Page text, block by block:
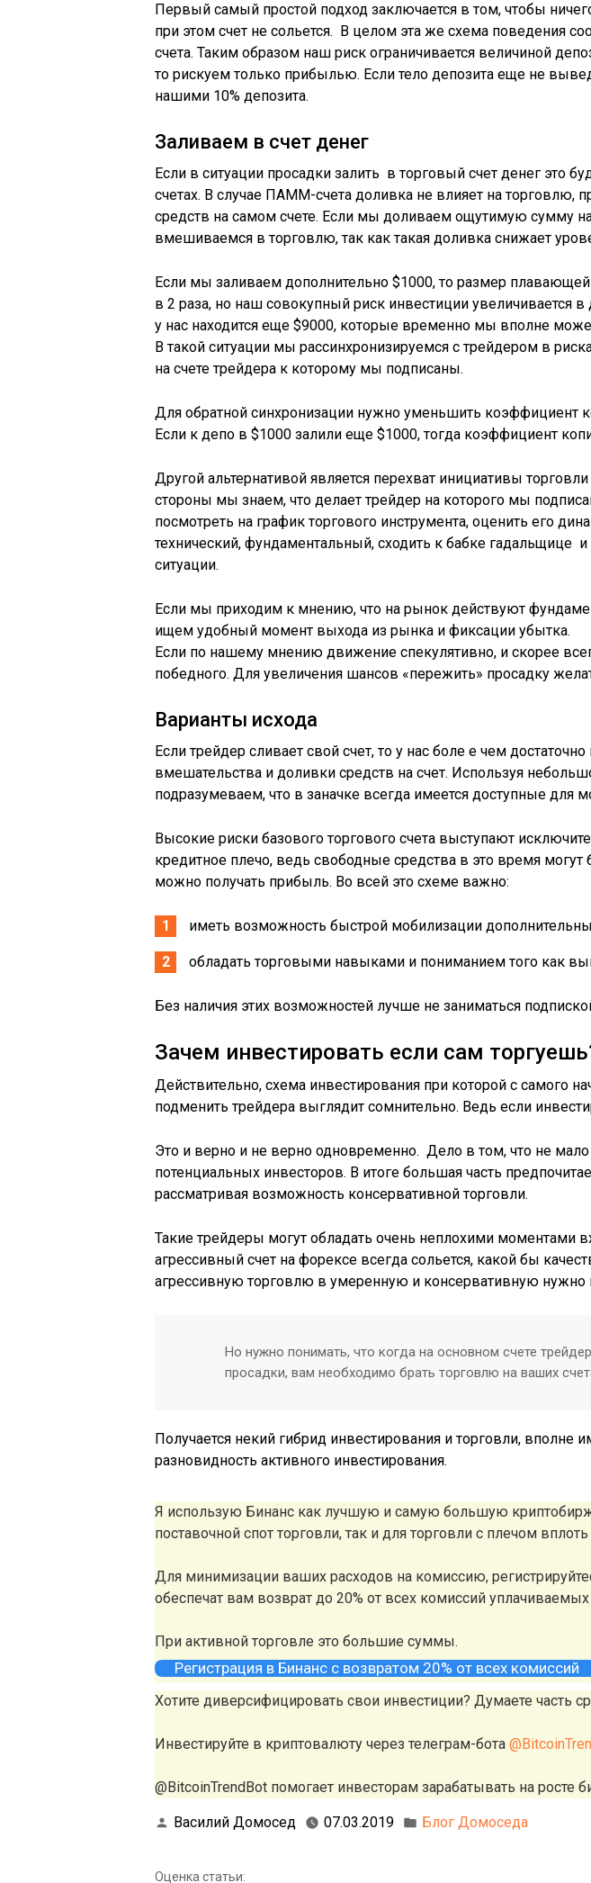
Первый самый простой подход заключается в том, чтобы
при этом счет не сольется. В целом эта же схема поведения
счета. Таким образом наш риск ограничивается величиной
то рискуем только прибылью. Если тело депозита еще не
нашими 10% депозита.
Заливаем в счет денег
Если в ситуации просадки залить в торговый счет денег это
счетах. В случае ПАММ-счета доливка не влияет на торговлю,
средств на самом счете. Если мы доливаем ощутимую сумму
вмешиваемся в торговлю, так как такая доливка снижает
Если мы заливаем дополнительно $1000, то размер
в 2 раза, но наш совокупный риск инвестиции увеличивается
у нас находится еще $9000, которые временно мы вполне
В такой ситуации мы рассинхронизируемся с трейдером в
на счете трейдера к которому мы подписаны.
Для обратной синхронизации нужно уменьшить коэффициент
Если к депо в $1000 залили еще $1000, тогда коэффициент
Другой альтернативой является перехват инициативы
стороны мы знаем, что делает трейдер на которого мы
посмотреть на график торгового инструмента, оценить его
технический, фундаментальный, сходить к бабке
ситуации.
Если мы приходим к мнению, что на рынок действуют
ищем удобный момент выхода из рынка и фиксации убытка.
Если по нашему мнению движение спекулятивно, и скорее
победного. Для увеличения шансов «пережить» просадку
Варианты исхода
Если трейдер сливает свой счет, то у нас боле е чем
вмешательства и доливки средств на счет. Используя
подразумеваем, что в заначке всегда имеется доступные для
Высокие риски базового торгового счета выступают
кредитное плечо, ведь свободные средства в это время
можно получать прибыль. Во всей это схеме важно:
иметь возможность быстрой мобилизации
обладать торговыми навыками и пониманием того как
Без наличия этих возможностей лучше не заниматься
Зачем инвестировать если сам
Действительно, схема инвестирования при которой с самого
подменить трейдера выглядит сомнительно. Ведь если
Это и верно и не верно одновременно. Дело в том, что не
потенциальных инвесторов. В итоге большая часть
рассматривая возможность консервативной торговли.
Такие трейдеры могут обладать очень неплохими моментами
агрессивный счет на форексе всегда сольется, какой бы
агрессивную торговлю в умеренную и консервативную нужно
Но нужно понимать, что когда на основном счете
просадки, вам необходимо брать торговлю на ваших
Получается некий гибрид инвестирования и торговли,
разновидность активного инвестирования.
Я использую Бинанс как лучшую и самую большую
поставочной спот торговли, так и для торговли с плечом
Для минимизации ваших расходов на комиссию,
обеспечат вам возврат до 20% от всех комиссий
При активной торговле это большие суммы.
Регистрация в Бинанс с возвратом 20% от всех комиссий
Хотите диверсифицировать свои инвестиции? Думаете часть
Инвестируйте в криптовалюту через телеграм-бота
@BitcoinTrendBot помогает инвесторам зарабатывать на росте
Василий Домосед 07.03.2019 Блог Домоседа
Оценка статьи: